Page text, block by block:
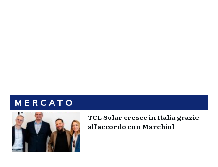
MERCATO
TCL Solar cresce in Italia grazie
all’accordo con Marchiol